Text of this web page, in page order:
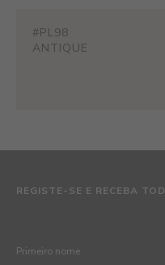
#PL98
ANTIQUE
REGISTE-SE E RECEBA